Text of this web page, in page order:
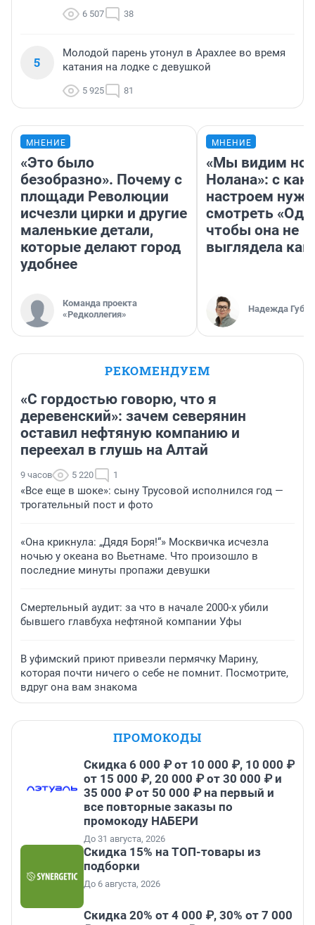
6 507 38
5
Молодой парень утонул в Арахлее во время
катания на лодке с девушкой
5 925 81
МНЕНИЕ
«Это было
безобразно». Почему с
площади Революции
исчезли цирки и другие
маленькие детали,
которые делают город
удобнее
Команда проекта
«Редколлегия»
МНЕНИЕ
«Мы видим
Нолана»: с
настроем
смотреть
чтобы она не
выглядела как
Надежда
РЕКОМЕНДУЕМ
«С гордостью говорю, что я
деревенский»: зачем северянин
оставил нефтяную компанию и
переехал в глушь на Алтай
9 часов 5 220 1
«Все еще в шоке»: сыну Трусовой исполнился год —
трогательный пост и фото
«Она крикнула: „Дядя Боря!“» Москвичка исчезла
ночью у океана во Вьетнаме. Что произошло в
последние минуты пропажи девушки
Смертельный аудит: за что в начале 2000-х убили
бывшего главбуха нефтяной компании Уфы
В уфимский приют привезли пермячку Марину,
которая почти ничего о себе не помнит. Посмотрите,
вдруг она вам знакома
ПРОМОКОДЫ
Скидка 6 000 ₽ от 10 000 ₽, 10 000 ₽
от 15 000 ₽, 20 000 ₽ от 30 000 ₽ и
35 000 ₽ от 50 000 ₽ на первый и
все повторные заказы по
промокоду НАБЕРИ
До 31 августа, 2026
Скидка 15% на ТОП-товары из
подборки
До 6 августа, 2026
Скидка 20% от 4 000 ₽, 30% от 7 000